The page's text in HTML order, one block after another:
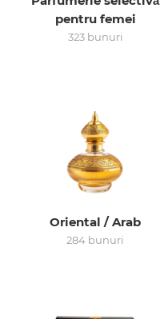
pentru femei
323 bunuri
Oriental / Arab
284 bunuri